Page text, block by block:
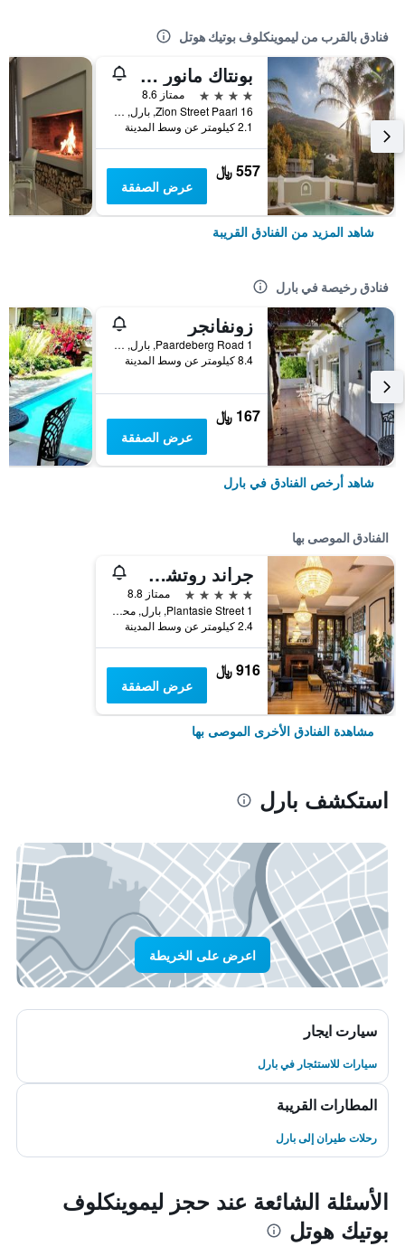
فنادق بالقرب من ليموينكلوف بوتيك هوتل
بونتاك مانور هاوس
4 نجوم
ممتاز 8.6
16 Zion Street Paarl, بارل, محافظة كيب الغربية, جنوب أفريقيا
2.1 كيلومتر عن وسط المدينة
557 ﷼
عرض الصفقة
شاهد المزيد من الفنادق القريبة
فنادق رخيصة في بارل
زونفانجر
1 Paardeberg Road, بارل, محافظة كيب الغربية, جنوب أفريقيا
8.4 كيلومتر عن وسط المدينة
167 ﷼
عرض الصفقة
شاهد أرخص الفنادق في بارل
الفنادق الموصى بها
جراند روتشي هوتل
5 نجوم
ممتاز 8.8
1 Plantasie Street, بارل, محافظة كيب الغربية, جنوب أفريقيا
2.4 كيلومتر عن وسط المدينة
916 ﷼
عرض الصفقة
مشاهدة الفنادق الأخرى الموصى بها
استكشف بارل
اعرض على الخريطة
سيارت ايجار
سيارات للاستئجار في بارل
المطارات القريبة
رحلات طيران إلى بارل
الأسئلة الشائعة عند حجز ليموينكلوف
بوتيك هوتل